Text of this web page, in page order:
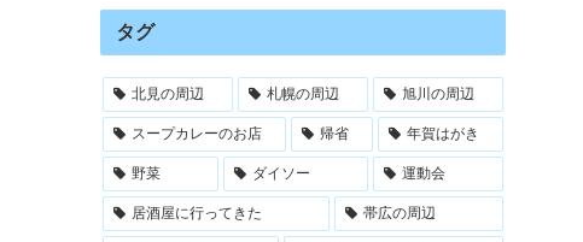
タグ
北見の周辺 札幌の周辺 旭川の周辺
スープカレーのお店 帰省 年賀はがき
野菜 ダイソー 運動会
居酒屋に行ってきた 帯広の周辺